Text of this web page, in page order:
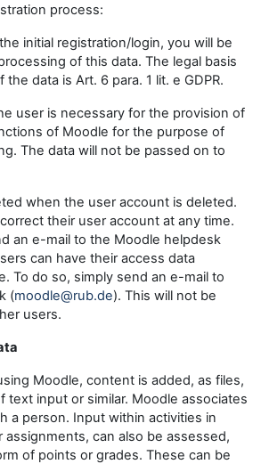
process:
initial registration/login, you will be
of this data. The legal basis
data is Art. 6 para. 1 lit. e GDPR.
user is necessary for the provision of
of Moodle for the purpose of
The data will not be passed on to
when the user account is deleted.
their user account at any time.
an e-mail to the Moodle helpdesk
can have their access data
To do so, simply send an e-mail to
(moodle@rub.de). This will not be
users.
Moodle, content is added, as files,
text input or similar. Moodle associates
a person. Input within activities in
assignments, can also be assessed,
of points or grades. These can be